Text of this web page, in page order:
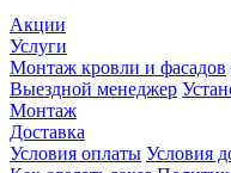
Акции
Услуги
Монтаж кровли и фасадов
Выездной менеджер
Монтаж
Доставка
Условия оплаты Условия